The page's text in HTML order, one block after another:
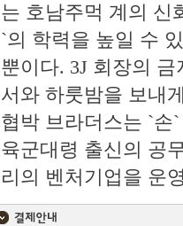
는 호남주먹 계의 신
`의 학력을 높일 수
뿐이다. 3J 회장의
서와 하룻밤을 보내
협박 브라더스는 `손
육군대령 출신의 공
리의 벤처기업을 운